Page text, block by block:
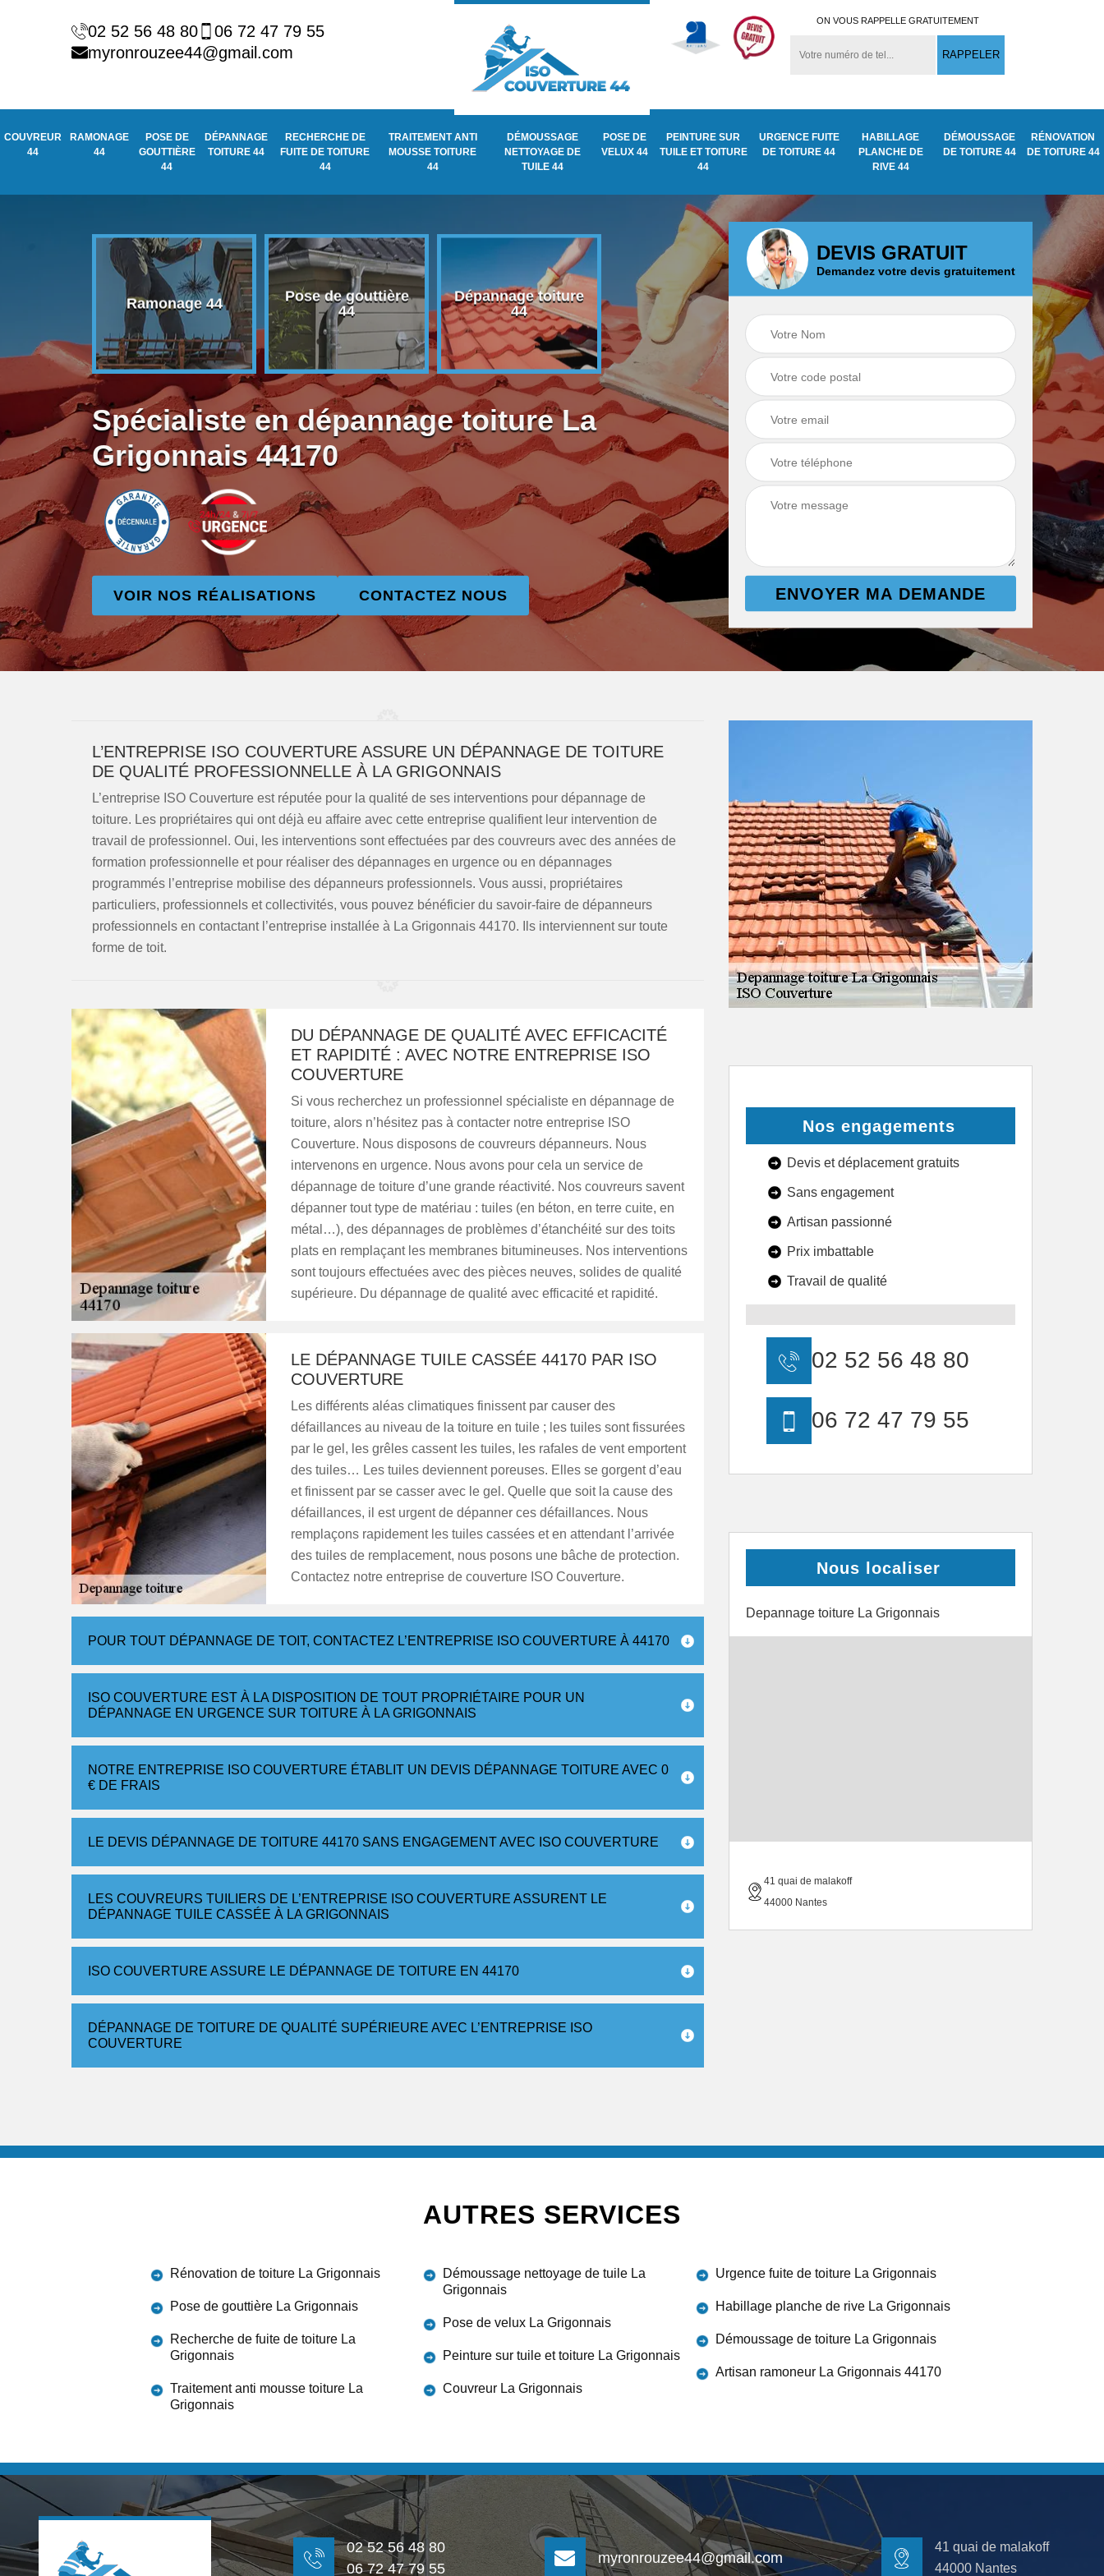
02 52 56 48 80
06 72 47 79 55
myronrouzee44@gmail.com
ON VOUS RAPPELLE GRATUITEMENT
COUVREUR
44
RAMONAGE
44
POSE DE
GOUTTIÈRE
44
DÉPANNAGE
TOITURE 44
RECHERCHE DE
FUITE DE TOITURE
44
TRAITEMENT ANTI
MOUSSE TOITURE
44
DÉMOUSSAGE
NETTOYAGE DE
TUILE 44
POSE DE
VELUX 44
PEINTURE SUR
TUILE ET TOITURE
44
URGENCE FUITE
DE TOITURE 44
HABILLAGE
PLANCHE DE
RIVE 44
DÉMOUSSAGE
DE TOITURE 44
RÉNOVATION
DE TOITURE 44
Ramonage 44
Pose de gouttière
44
Dépannage toiture
44
Recherche de fuite
de toiture 44
Traitement anti
Démoussage
nettoyage de tuile
44
Spécialiste en dépannage toiture La
Grigonnais 44170
VOIR NOS RÉALISATIONS CONTACTEZ NOUS
DEVIS GRATUIT
Demandez votre devis gratuitement
L’ENTREPRISE ISO COUVERTURE ASSURE UN DÉPANNAGE DE TOITURE
DE QUALITÉ PROFESSIONNELLE À LA GRIGONNAIS
L’entreprise ISO Couverture est réputée pour la qualité de ses interventions pour dépannage de
toiture. Les propriétaires qui ont déjà eu affaire avec cette entreprise qualifient leur intervention de
travail de professionnel. Oui, les interventions sont effectuées par des couvreurs avec des années de
formation professionnelle et pour réaliser des dépannages en urgence ou en dépannages
programmés l’entreprise mobilise des dépanneurs professionnels. Vous aussi, propriétaires
particuliers, professionnels et collectivités, vous pouvez bénéficier du savoir-faire de dépanneurs
professionnels en contactant l’entreprise installée à La Grigonnais 44170. Ils interviennent sur toute
forme de toit.
DU DÉPANNAGE DE QUALITÉ AVEC EFFICACITÉ
ET RAPIDITÉ : AVEC NOTRE ENTREPRISE ISO
COUVERTURE
Si vous recherchez un professionnel spécialiste en dépannage de
toiture, alors n’hésitez pas à contacter notre entreprise ISO
Couverture. Nous disposons de couvreurs dépanneurs. Nous
intervenons en urgence. Nous avons pour cela un service de
dépannage de toiture d’une grande réactivité. Nos couvreurs savent
dépanner tout type de matériau : tuiles (en béton, en terre cuite, en
métal…), des dépannages de problèmes d’étanchéité sur des toits
plats en remplaçant les membranes bitumineuses. Nos interventions
sont toujours effectuées avec des pièces neuves, solides de qualité
supérieure. Du dépannage de qualité avec efficacité et rapidité.
LE DÉPANNAGE TUILE CASSÉE 44170 PAR ISO
COUVERTURE
Les différents aléas climatiques finissent par causer des
défaillances au niveau de la toiture en tuile ; les tuiles sont fissurées
par le gel, les grêles cassent les tuiles, les rafales de vent emportent
des tuiles… Les tuiles deviennent poreuses. Elles se gorgent d’eau
et finissent par se casser avec le gel. Quelle que soit la cause des
défaillances, il est urgent de dépanner ces défaillances. Nous
remplaçons rapidement les tuiles cassées et en attendant l’arrivée
des tuiles de remplacement, nous posons une bâche de protection.
Contactez notre entreprise de couverture ISO Couverture.
POUR TOUT DÉPANNAGE DE TOIT, CONTACTEZ L’ENTREPRISE ISO COUVERTURE À 44170
ISO COUVERTURE EST À LA DISPOSITION DE TOUT PROPRIÉTAIRE POUR UN
DÉPANNAGE EN URGENCE SUR TOITURE À LA GRIGONNAIS
NOTRE ENTREPRISE ISO COUVERTURE ÉTABLIT UN DEVIS DÉPANNAGE TOITURE AVEC 0
€ DE FRAIS
LE DEVIS DÉPANNAGE DE TOITURE 44170 SANS ENGAGEMENT AVEC ISO COUVERTURE
LES COUVREURS TUILIERS DE L’ENTREPRISE ISO COUVERTURE ASSURENT LE
DÉPANNAGE TUILE CASSÉE À LA GRIGONNAIS
ISO COUVERTURE ASSURE LE DÉPANNAGE DE TOITURE EN 44170
DÉPANNAGE DE TOITURE DE QUALITÉ SUPÉRIEURE AVEC L’ENTREPRISE ISO
COUVERTURE
Nos engagements
Devis et déplacement gratuits
Sans engagement
Artisan passionné
Prix imbattable
Travail de qualité
02 52 56 48 80
06 72 47 79 55
Nous localiser
Depannage toiture La Grigonnais
41 quai de malakoff
44000 Nantes
AUTRES SERVICES
Rénovation de toiture La Grigonnais
Pose de gouttière La Grigonnais
Recherche de fuite de toiture La
Grigonnais
Traitement anti mousse toiture La
Grigonnais
Démoussage nettoyage de tuile La
Grigonnais
Pose de velux La Grigonnais
Peinture sur tuile et toiture La Grigonnais
Couvreur La Grigonnais
Urgence fuite de toiture La Grigonnais
Habillage planche de rive La Grigonnais
Démoussage de toiture La Grigonnais
Artisan ramoneur La Grigonnais 44170
02 52 56 48 80
06 72 47 79 55
myronrouzee44@gmail.com
41 quai de malakoff
44000 Nantes